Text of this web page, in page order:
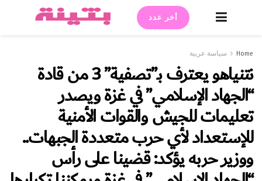
أخر عدد
عربية
نتنياهو يعترف بـ”تصفية” 3 من قادة
الإسلامي” في غزة ويصدر
للجيش والقوات الأمنية
لأي حرب متعددة الجبهات..
حربه يؤكد: قضينا على رأس